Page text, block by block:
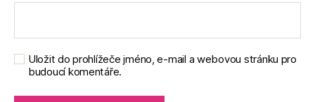
Uložit do prohlížeče jméno, e-mail a webovou stránku pro
budoucí komentáře.